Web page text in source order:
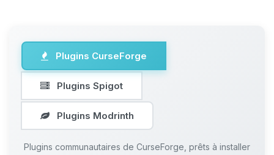
Plugins CurseForge
Plugins Spigot
Plugins Modrinth
Plugins communautaires de CurseForge, prêts à installer